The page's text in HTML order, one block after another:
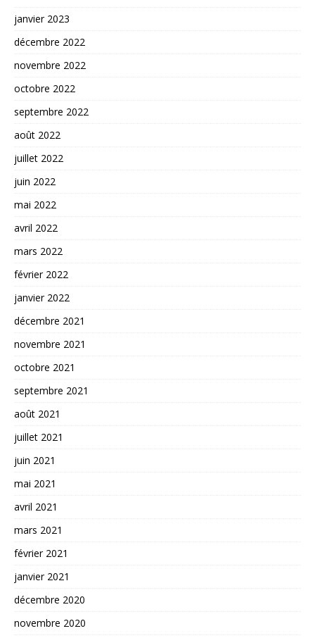
janvier 2023
décembre 2022
novembre 2022
octobre 2022
septembre 2022
août 2022
juillet 2022
juin 2022
mai 2022
avril 2022
mars 2022
février 2022
janvier 2022
décembre 2021
novembre 2021
octobre 2021
septembre 2021
août 2021
juillet 2021
juin 2021
mai 2021
avril 2021
mars 2021
février 2021
janvier 2021
décembre 2020
novembre 2020